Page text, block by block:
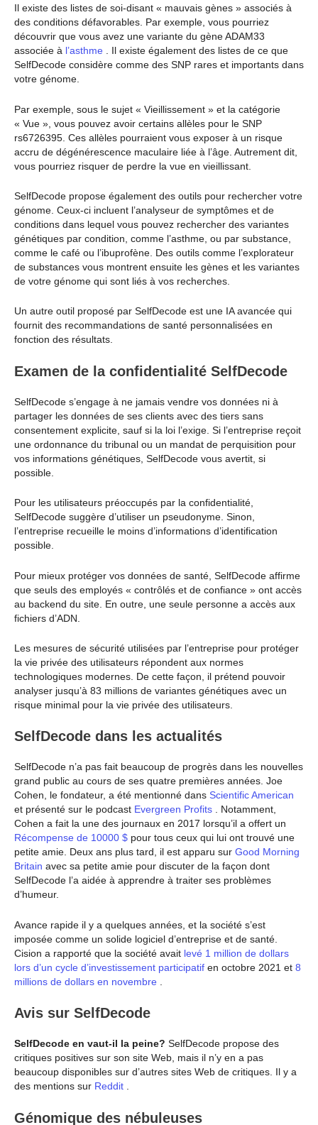
Il existe des listes de soi-disant « mauvais gènes » associés à
des conditions défavorables. Par exemple, vous pourriez
découvrir que vous avez une variante du gène ADAM33
associée à l’asthme . Il existe également des listes de ce que
SelfDecode considère comme des SNP rares et importants dans
votre génome.
Par exemple, sous le sujet « Vieillissement » et la catégorie
« Vue », vous pouvez avoir certains allèles pour le SNP
rs6726395. Ces allèles pourraient vous exposer à un risque
accru de dégénérescence maculaire liée à l’âge. Autrement dit,
vous pourriez risquer de perdre la vue en vieillissant.
SelfDecode propose également des outils pour rechercher votre
génome. Ceux-ci incluent l’analyseur de symptômes et de
conditions dans lequel vous pouvez rechercher des variantes
génétiques par condition, comme l’asthme, ou par substance,
comme le café ou l’ibuprofène. Des outils comme l’explorateur
de substances vous montrent ensuite les gènes et les variantes
de votre génome qui sont liés à vos recherches.
Un autre outil proposé par SelfDecode est une IA avancée qui
fournit des recommandations de santé personnalisées en
fonction des résultats.
Examen de la confidentialité SelfDecode
SelfDecode s’engage à ne jamais vendre vos données ni à
partager les données de ses clients avec des tiers sans
consentement explicite, sauf si la loi l’exige. Si l’entreprise reçoit
une ordonnance du tribunal ou un mandat de perquisition pour
vos informations génétiques, SelfDecode vous avertit, si
possible.
Pour les utilisateurs préoccupés par la confidentialité,
SelfDecode suggère d’utiliser un pseudonyme. Sinon,
l’entreprise recueille le moins d’informations d’identification
possible.
Pour mieux protéger vos données de santé, SelfDecode affirme
que seuls des employés « contrôlés et de confiance » ont accès
au backend du site. En outre, une seule personne a accès aux
fichiers d’ADN.
Les mesures de sécurité utilisées par l’entreprise pour protéger
la vie privée des utilisateurs répondent aux normes
technologiques modernes. De cette façon, il prétend pouvoir
analyser jusqu’à 83 millions de variantes génétiques avec un
risque minimal pour la vie privée des utilisateurs.
SelfDecode dans les actualités
SelfDecode n’a pas fait beaucoup de progrès dans les nouvelles
grand public au cours de ses quatre premières années. Joe
Cohen, le fondateur, a été mentionné dans Scientific American
et présenté sur le podcast Evergreen Profits . Notamment,
Cohen a fait la une des journaux en 2017 lorsqu’il a offert un
Récompense de 10000 $ pour tous ceux qui lui ont trouvé une
petite amie. Deux ans plus tard, il est apparu sur Good Morning
Britain avec sa petite amie pour discuter de la façon dont
SelfDecode l’a aidée à apprendre à traiter ses problèmes
d’humeur.
Avance rapide il y a quelques années, et la société s’est
imposée comme un solide logiciel d’entreprise et de santé.
Cision a rapporté que la société avait levé 1 million de dollars
lors d’un cycle d’investissement participatif en octobre 2021 et 8
millions de dollars en novembre
Avis sur SelfDecode
SelfDecode en vaut-il la peine? SelfDecode propose des
critiques positives sur son site Web, mais il n’y en a pas
beaucoup disponibles sur d’autres sites Web de critiques. Il y a
des mentions sur Reddit
Génomique des nébuleuses